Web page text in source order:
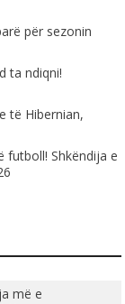
për sezonin
ta ndiqni!
të Hibernian,
futboll! Shkëndija e
më e